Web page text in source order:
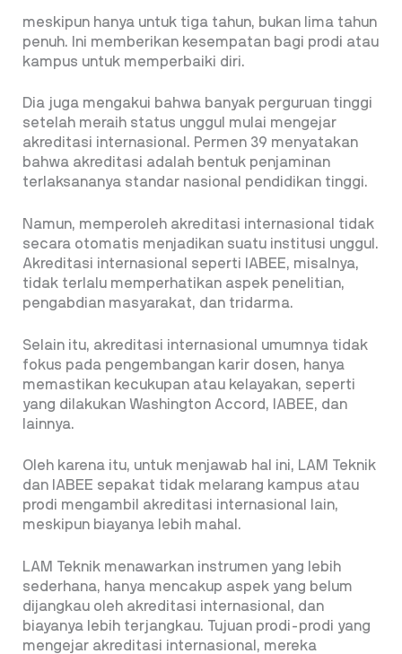
meskipun hanya untuk tiga tahun, bukan lima tahun
penuh. Ini memberikan kesempatan bagi prodi atau
kampus untuk memperbaiki diri.
Dia juga mengakui bahwa banyak perguruan tinggi
setelah meraih status unggul mulai mengejar
akreditasi internasional. Permen 39 menyatakan
bahwa akreditasi adalah bentuk penjaminan
terlaksananya standar nasional pendidikan tinggi.
Namun, memperoleh akreditasi internasional tidak
secara otomatis menjadikan suatu institusi unggul.
Akreditasi internasional seperti IABEE, misalnya,
tidak terlalu memperhatikan aspek penelitian,
pengabdian masyarakat, dan tridarma.
Selain itu, akreditasi internasional umumnya tidak
fokus pada pengembangan karir dosen, hanya
memastikan kecukupan atau kelayakan, seperti
yang dilakukan Washington Accord, IABEE, dan
lainnya.
Oleh karena itu, untuk menjawab hal ini, LAM Teknik
dan IABEE sepakat tidak melarang kampus atau
prodi mengambil akreditasi internasional lain,
meskipun biayanya lebih mahal.
LAM Teknik menawarkan instrumen yang lebih
sederhana, hanya mencakup aspek yang belum
dijangkau oleh akreditasi internasional, dan
biayanya lebih terjangkau. Tujuan prodi-prodi yang
mengejar akreditasi internasional, mereka